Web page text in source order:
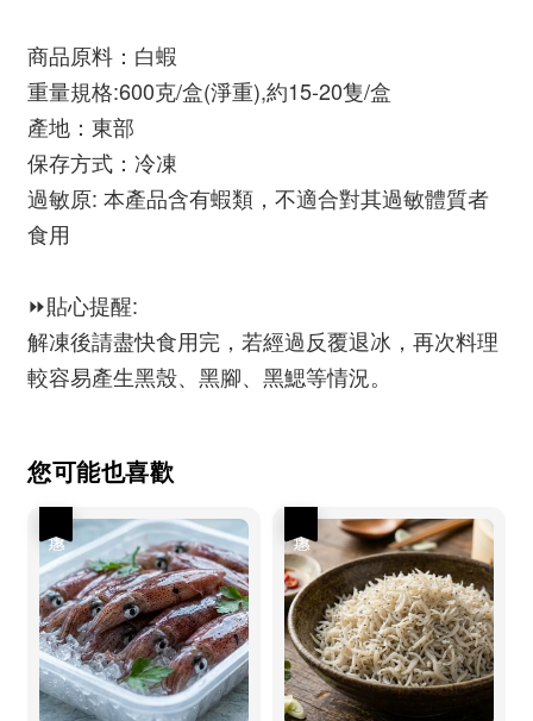
商品原料：白蝦
重量規格:600克/盒(淨重),約15-20隻/盒
產地：東部
保存方式：冷凍
過敏原: 本產品含有蝦類，不適合對其過敏體質者
食用
⏩貼心提醒:
解凍後請盡快食用完，若經過反覆退冰，再次料理
較容易產生黑殼、黑腳、黑鰓等情況。
您可能也喜歡